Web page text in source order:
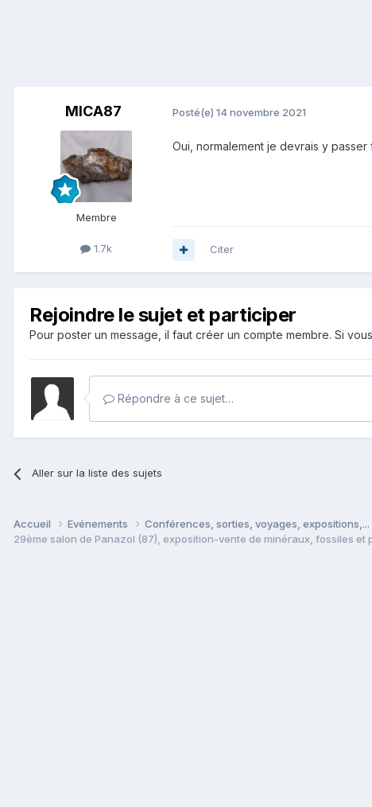
MICA87
Membre
1.7k
Posté(e) 14 novembre 2021
Oui, normalement je devrais y passer
Citer
Rejoindre le sujet et participer
Pour poster un message, il faut créer un compte membre. Si
Répondre à ce sujet…
Aller sur la liste des sujets
Accueil Evénements
Conférences, sorties, voyages, expositions,...
29ème salon de Panazol (87), exposition-vente de minéraux, fossiles et